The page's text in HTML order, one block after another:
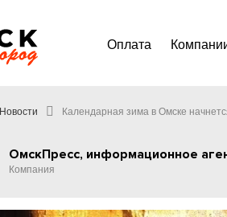
Оплата
Новости Календарная зима в Омске
ОмскПресс, информационное
Компания